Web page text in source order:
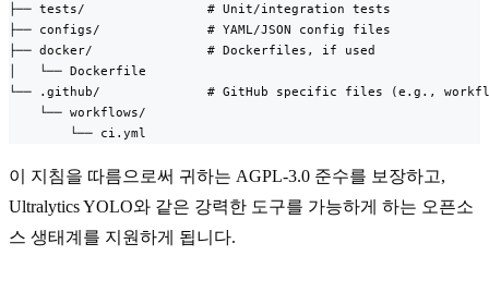
├── tests/                # Unit/integration tests
├── configs/              # YAML/JSON config files
├── docker/               # Dockerfiles, if used
│   └── Dockerfile
└── .github/              # GitHub specific files (e.g.,
    └── workflows/
        └── ci.yml
이 지침을 따름으로써 귀하는 AGPL-3.0 준수를 보장하고,
Ultralytics YOLO와 같은 강력한 도구를 가능하게 하는 오픈소
스 생태계를 지원하게 됩니다.